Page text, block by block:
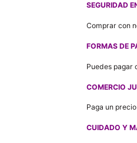
SEGURIDAD
Comprar con
FORMAS DE
Puedes pagar
COMERCIO
Paga un
CUIDADO Y